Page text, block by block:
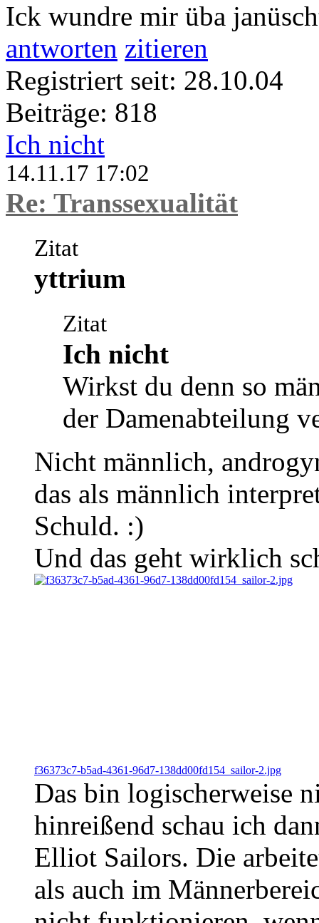
Ick wundre mir üba
antworten zitieren
Registriert seit: 28.10.04
Beiträge: 818
Ich nicht
14.11.17 17:02
Re: Transsexualität
Zitat
yttrium
Zitat
Ich nicht
Wirkst du denn so
der Damenabteilung
Nicht männlich,
das als männlich
Schuld. :)
Und das geht wirklich
f36373c7-b5ad-4361-96d7-138dd00fd154_sailor-2.jpg
Das bin logischerweise
hinreißend schau ich
Elliot Sailors. Die
als auch im